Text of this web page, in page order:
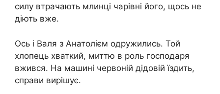
силу втрачають млинці чарівні його, щось не
діють вже.
Ось і Валя з Анатолієм одружились. Той
хлопець хваткий, миттю в роль господаря
вжився. На машині червоній дідовій їздить,
справи вирішує.